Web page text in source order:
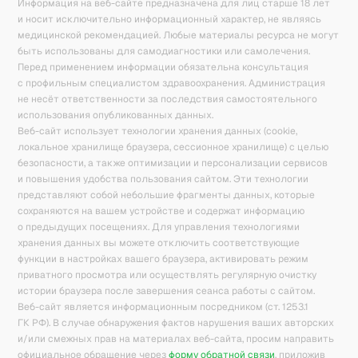
Информация на веб-сайте предназначена для лиц старше 18 лет
и носит исключительно информационный характер, не являясь
медицинской рекомендацией. Любые материалы ресурса не могут
быть использованы для самодиагностики или самолечения.
Перед применением информации обязательна консультация
с профильным специалистом здравоохранения. Администрация
не несёт ответственности за последствия самостоятельного
использования опубликованных данных.
Веб-сайт использует технологии хранения данных (cookie,
локальное хранилище браузера, сессионное хранилище) с целью
безопасности, а также оптимизации и персонализации сервисов
и повышения удобства пользования сайтом. Эти технологии
представляют собой небольшие фрагменты данных, которые
сохраняются на вашем устройстве и содержат информацию
о предыдущих посещениях. Для управления технологиями
хранения данных вы можете отключить соответствующие
функции в настройках вашего браузера, активировать режим
приватного просмотра или осуществлять регулярную очистку
истории браузера после завершения сеанса работы с сайтом.
Веб-сайт является информационным посредником (ст. 1253.1
ГК РФ). В случае обнаружения фактов нарушения ваших авторских
и/или смежных прав на материалах веб-сайта, просим направить
официальное обращение через форму обратной связи, приложив